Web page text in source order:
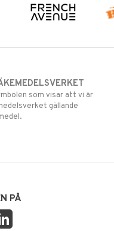
som visar att vi är
gällande
PÅ